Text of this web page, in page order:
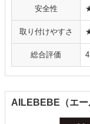
安全性
取り付けやすさ
総合評価
AILEBEBE（エー